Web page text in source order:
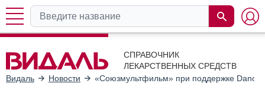
СПРАВОЧНИК
ЛЕКАРСТВЕННЫХ СРЕДСТВ
Видаль
Новости «Союзмультфильм» при поддержке